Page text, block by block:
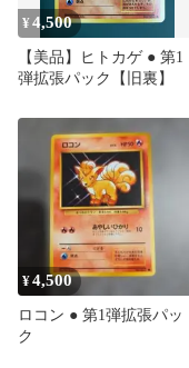
¥4,500
【美品】ヒトカゲ ● 第1
弾拡張パック【旧裏】
¥4,500
ロコン ● 第1弾拡張パッ
ク